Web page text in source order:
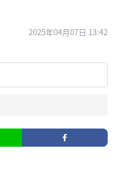
2025年04月07日 13:42